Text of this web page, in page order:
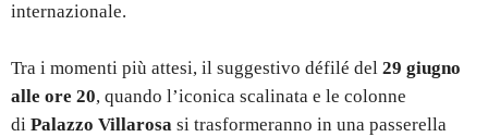
internazionale.
Tra i momenti più attesi, il suggestivo défilé del 29 giugno
alle ore 20, quando l’iconica scalinata e le colonne
di Palazzo Villarosa si trasformeranno in una passerella